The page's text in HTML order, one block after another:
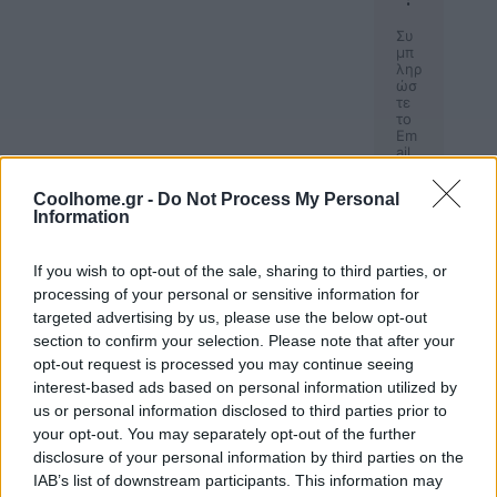
Coolhome.gr - Do Not Process My Personal
Information
If you wish to opt-out of the sale, sharing to third parties, or
processing of your personal or sensitive information for
targeted advertising by us, please use the below opt-out
section to confirm your selection. Please note that after your
opt-out request is processed you may continue seeing
interest-based ads based on personal information utilized by
us or personal information disclosed to third parties prior to
your opt-out. You may separately opt-out of the further
disclosure of your personal information by third parties on the
IAB’s list of downstream participants. This information may
SHARE:
LATEST POSTS
Μπιφτέκια γαλοπούλας με κουρκουμά και ψητές
γλυκοπατάτες
Συ
μπ
ληρ
ώσ
τε
το
Em
ail